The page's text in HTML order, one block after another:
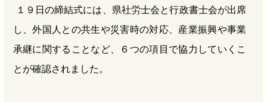
１９日の締結式には、県社労士会と行政書士会が出席
し、外国人との共生や災害時の対応、産業振興や事業
承継に関することなど、６つの項目で協力していくこ
とが確認されました。